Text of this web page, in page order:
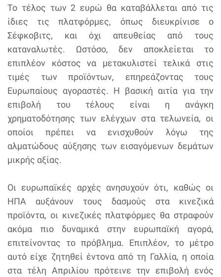
Το τέλος των 2 ευρώ θα καταβάλλεται από τις
ίδιες τις πλατφόρμες, όπως διευκρίνισε ο
Σέφκοβιτς, και όχι απευθείας από τους
καταναλωτές. Ωστόσο, δεν αποκλείεται το
επιπλέον κόστος να μετακυλιστεί τελικά στις
τιμές των προϊόντων, επηρεάζοντας τους
Ευρωπαίους αγοραστές. Η βασική αιτία για την
επιβολή του τέλους είναι η ανάγκη
χρηματοδότησης των ελέγχων στα τελωνεία, οι
οποίοι πρέπει να ενισχυθούν λόγω της
αλματώδους αύξησης των εισαγόμενων δεμάτων
μικρής αξίας.
Οι ευρωπαϊκές αρχές ανησυχούν ότι, καθώς οι
ΗΠΑ αυξάνουν τους δασμούς στα κινεζικά
προϊόντα, οι κινεζικές πλατφόρμες θα στραφούν
ακόμα πιο δυναμικά στην ευρωπαϊκή αγορά,
επιτείνοντας το πρόβλημα. Επιπλέον, το μέτρο
αυτό είχε ζητηθεί έντονα από τη Γαλλία, η οποία
στα τέλη Απριλίου πρότεινε την επιβολή ενός